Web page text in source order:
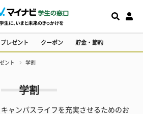
プレゼント クーポン 貯金・節約
ント 学割
学割
キャンパスライフを充実させるためのお